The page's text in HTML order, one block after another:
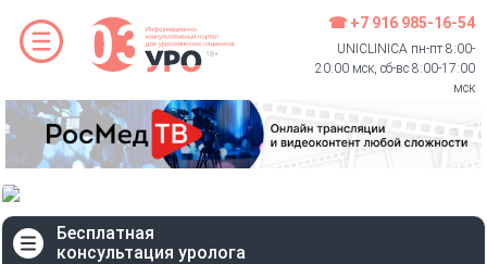
☎ +7 916 985-16-54
UNICLINICA пн-пт 8:00-
20:00 мск, сб-вс 8:00-17:00
мск
Бесплатная
консультация уролога